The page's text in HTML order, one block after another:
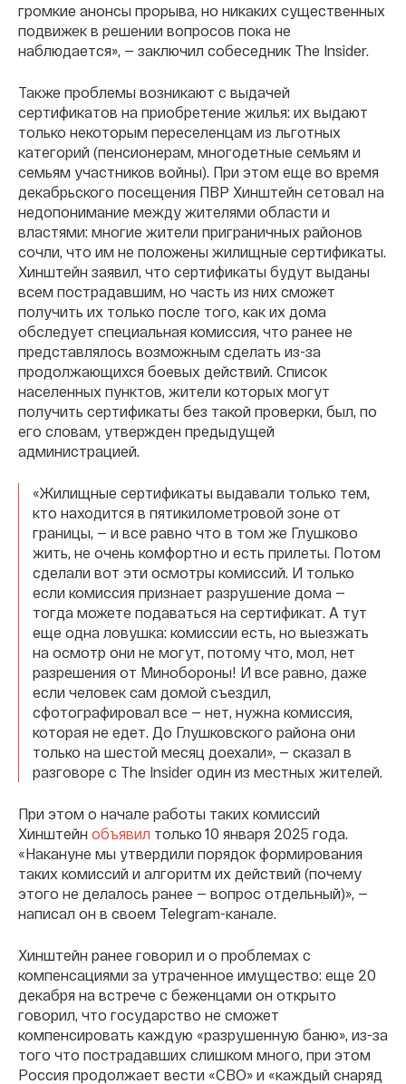
громкие анонсы прорыва, но никаких существенных
подвижек в решении вопросов пока не
наблюдается», — заключил собеседник The Insider.
Также проблемы возникают с выдачей
сертификатов на приобретение жилья: их выдают
только некоторым переселенцам из льготных
категорий (пенсионерам, многодетные семьям и
семьям участников войны). При этом еще во время
декабрьского посещения ПВР Хинштейн сетовал на
недопонимание между жителями области и
властями: многие жители приграничных районов
сочли, что им не положены жилищные сертификаты.
Хинштейн заявил, что сертификаты будут выданы
всем пострадавшим, но часть из них сможет
получить их только после того, как их дома
обследует специальная комиссия, что ранее не
представлялось возможным сделать из-за
продолжающихся боевых действий. Список
населенных пунктов, жители которых могут
получить сертификаты без такой проверки, был, по
его словам, утвержден предыдущей
администрацией.
«Жилищные сертификаты выдавали только тем,
кто находится в пятикилометровой зоне от
границы, — и все равно что в том же Глушково
жить, не очень комфортно и есть прилеты. Потом
сделали вот эти осмотры комиссий. И только
если комиссия признает разрушение дома —
тогда можете подаваться на сертификат. А тут
еще одна ловушка: комиссии есть, но выезжать
на осмотр они не могут, потому что, мол, нет
разрешения от Минобороны! И все равно, даже
если человек сам домой съездил,
сфотографировал все — нет, нужна комиссия,
которая не едет. До Глушковского района они
только на шестой месяц доехали», — сказал в
разговоре с The Insider один из местных жителей.
При этом о начале работы таких комиссий
Хинштейн объявил только 10 января 2025 года.
«Накануне мы утвердили порядок формирования
таких комиссий и алгоритм их действий (почему
этого не делалось ранее — вопрос отдельный)», —
написал он в своем Telegram-канале.
Хинштейн ранее говорил и о проблемах с
компенсациями за утраченное имущество: еще 20
декабря на встрече с беженцами он открыто
говорил, что государство не сможет
компенсировать каждую «разрушенную баню», из-за
того что пострадавших слишком много, при этом
Россия продолжает вести «СВО» и «каждый снаряд